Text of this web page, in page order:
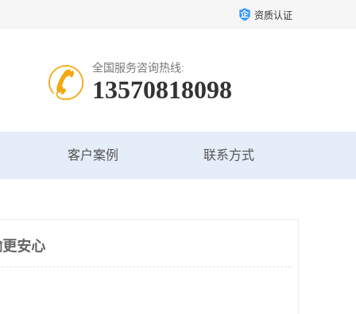
资质认证
全国服务咨询热线:
13570818098
客户案例 联系方式
安心